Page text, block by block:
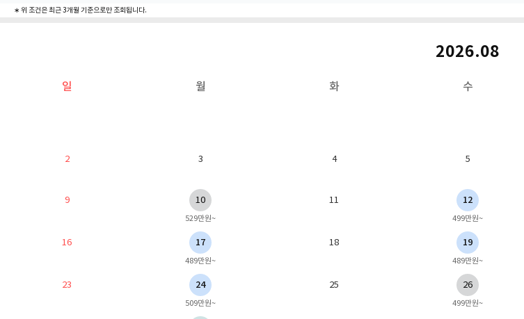
∗ 위 조건은 최근 3개월 기준으로만 조회됩니다.
2026.08
일 월 화 수
2 3 4 5
9 10
529만원~
11 12
499만원~
16 17
489만원~
18 19
489만원~
23 24
509만원~
25 26
499만원~